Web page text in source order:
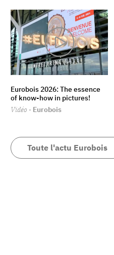
Eurobois 2026: The essence
of know-how in pictures!
Vidéo · Eurobois
Toute l'actu Eurobois